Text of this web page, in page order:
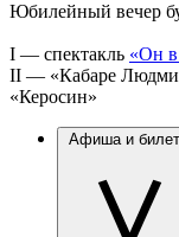
Юбилейный вечер
I — спектакль «Он
II — «Кабаре
«Керосин»
Афиша и